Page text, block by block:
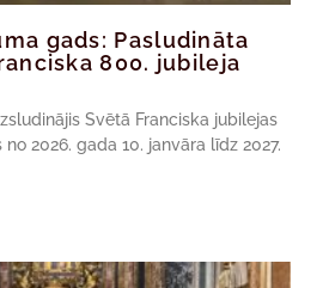
gads: Pasludināta
800. jubileja
Svētā Franciska jubilejas
2026. gada 10. janvāra līdz 2027.